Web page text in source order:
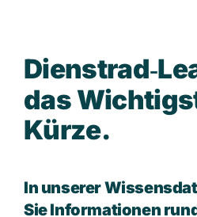
Dienstrad‑Le
das Wichtigs
Kürze.
In unserer
Sie Informationen